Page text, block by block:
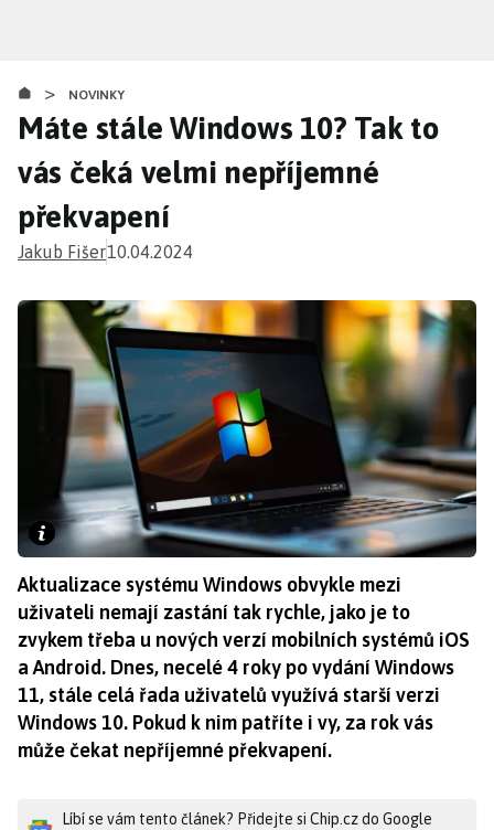
obsahu
> NOVINKY
Máte stále Windows 10? Tak to
vás čeká velmi nepříjemné
překvapení
Jakub Fišer10.04.2024
Aktualizace systému Windows obvykle mezi
uživateli nemají zastání tak rychle, jako je to
zvykem třeba u nových verzí mobilních systémů iOS
a Android. Dnes, necelé 4 roky po vydání Windows
11, stále celá řada uživatelů využívá starší verzi
Windows 10. Pokud k nim patříte i vy, za rok vás
může čekat nepříjemné překvapení.
Líbí se vám tento článek? Přidejte si Chip.cz do Google